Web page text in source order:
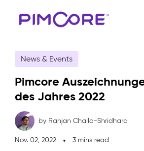
News & Events
Pimcore
des Jahres 2022
by Ranjan Challa-Shridhara
Nov. 02, 2022 3 mins read